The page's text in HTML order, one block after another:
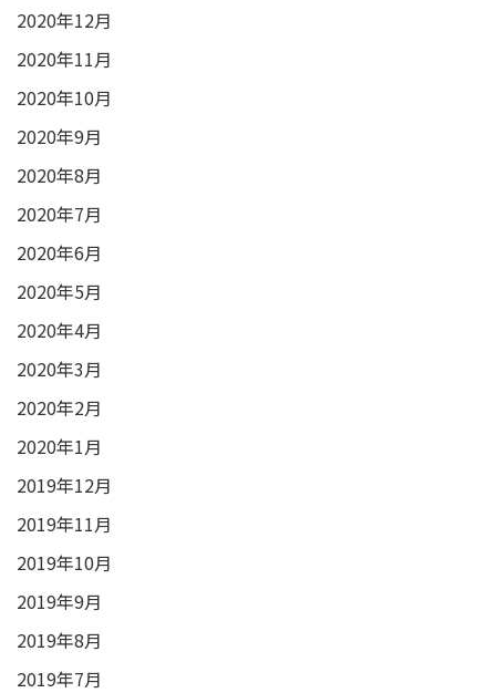
2020年12月
2020年11月
2020年10月
2020年9月
2020年8月
2020年7月
2020年6月
2020年5月
2020年4月
2020年3月
2020年2月
2020年1月
2019年12月
2019年11月
2019年10月
2019年9月
2019年8月
2019年7月